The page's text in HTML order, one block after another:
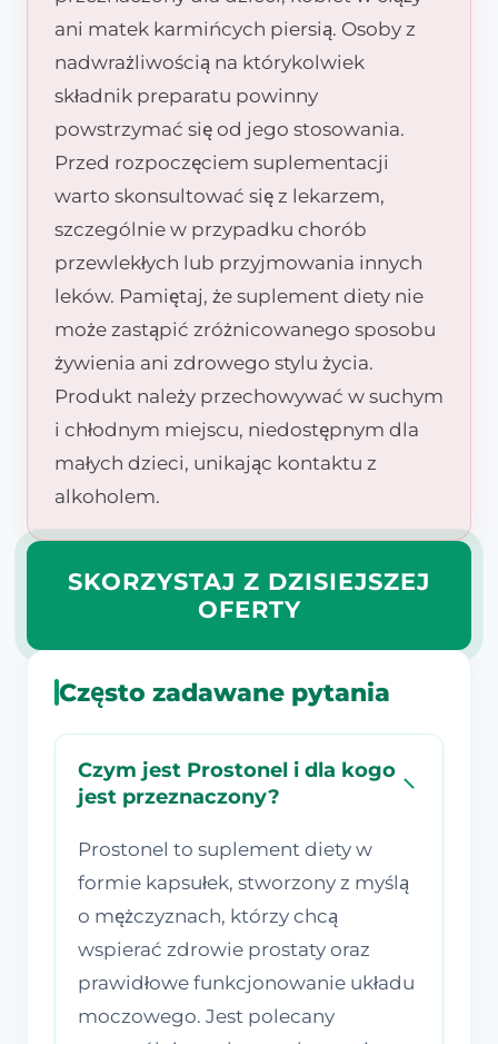
ani matek karmińcych piersią. Osoby z
nadwrażliwością na którykolwiek
składnik preparatu powinny
powstrzymać się od jego stosowania.
Przed rozpoczęciem suplementacji
warto skonsultować się z lekarzem,
szczególnie w przypadku chorób
przewlekłych lub przyjmowania innych
leków. Pamiętaj, że suplement diety nie
może zastąpić zróżnicowanego sposobu
żywienia ani zdrowego stylu życia.
Produkt należy przechowywać w suchym
i chłodnym miejscu, niedostępnym dla
małych dzieci, unikając kontaktu z
alkoholem.
SKORZYSTAJ Z DZISIEJSZEJ
OFERTY
Często zadawane pytania
Czym jest Prostonel i dla kogo
jest przeznaczony?
Prostonel to suplement diety w
formie kapsułek, stworzony z myślą
o mężczyznach, którzy chcą
wspierać zdrowie prostaty oraz
prawidłowe funkcjonowanie układu
moczowego. Jest polecany